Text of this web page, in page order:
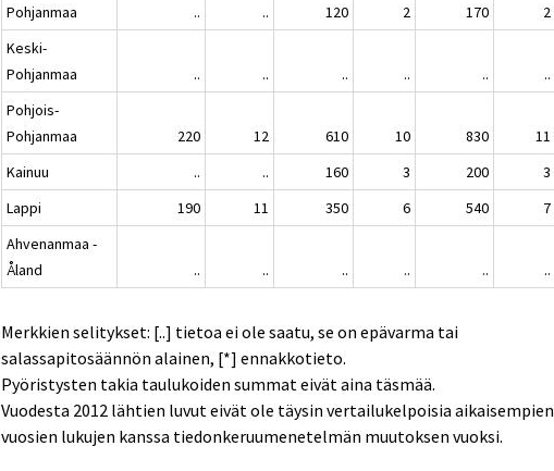
Pohjanmaa
.. .. 120 2 170
2
Keski-
Pohjanmaa
.. .. .. .. ..
..
Pohjois-
Pohjanmaa
220 12 610 10 830
11
Kainuu
.. .. 160 3 200
3
Lappi
190 11 350 6 540
7
Ahvenanmaa -
Åland
.. .. .. .. .. ..
Merkkien selitykset: [..] tietoa ei ole saatu, se on epävarma tai
salassapitosäännön alainen, [*] ennakkotieto.
Pyöristysten takia taulukoiden summat eivät aina täsmää.
Vuodesta 2012 lähtien luvut eivät ole täysin vertailukelpoisia aikaisempien
vuosien lukujen kanssa tiedonkeruumenetelmän muutoksen vuoksi.